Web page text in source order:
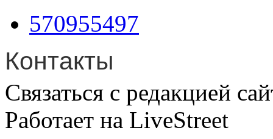
570955497
Контакты
Связаться с редакцией
Работает на LiveStreet